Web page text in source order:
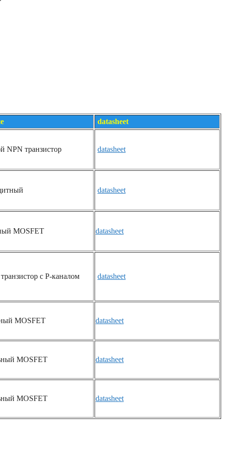
datasheet
NPN транзистор datasheet
datasheet
MOSFET datasheet
с P-каналом datasheet
MOSFET datasheet
MOSFET datasheet
MOSFET datasheet